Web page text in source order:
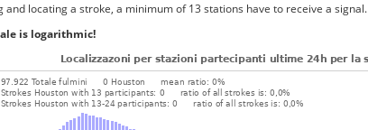
and locating a stroke, a minimum of 13 stations have to receive a signal.
is logarithmic!